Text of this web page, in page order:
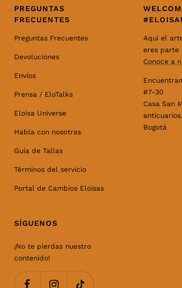
PREGUNTAS
FRECUENTES
Preguntas Frecuentes
Devoluciones
Envíos
Prensa / EloTalks
Eloisa Universe
Habla con nosotras
Guía de Tallas
Términos del servicio
Portal de Cambios Eloisas
Aquí el
eres parte
Conoce a
#7-30
Casa San
anticuarios,
Bogotá
SÍGUENOS
¡No te pierdas nuestro
contenido!